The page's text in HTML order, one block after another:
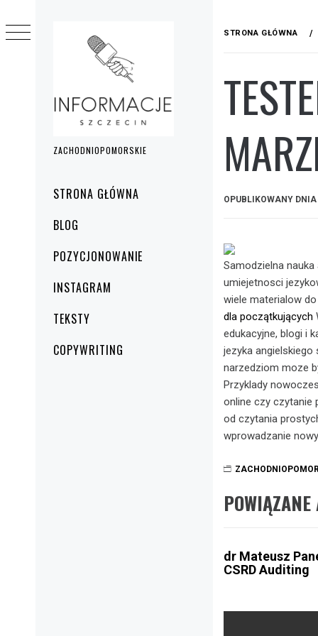
ZACHODNIOPOMORSKIE
główneSTRONA GŁÓWNA
BLOG
POZYCJONOWANIE
INSTAGRAM
TEKSTY
COPYWRITING
do
treści
STRONA GŁÓWNA
OPUBLIKOWANY DNIA
Samodzielna
umiejetnosci
wiele materialow
dla początkujących
edukacyjne, blogi i
jezyka
narzedziom moze
Przyklady
online czy czytanie
od czytania
wprowadzanie
dr Mateusz
CSRD Auditing
Nawigacja